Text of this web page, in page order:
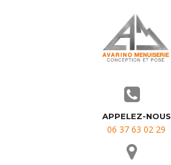
APPELEZ-NOUS
06 37 63 02 29